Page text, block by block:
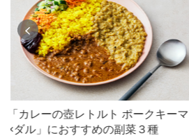
「カレーの壺レトルト ポークキーマ
×ダル」におすすめの副菜３種